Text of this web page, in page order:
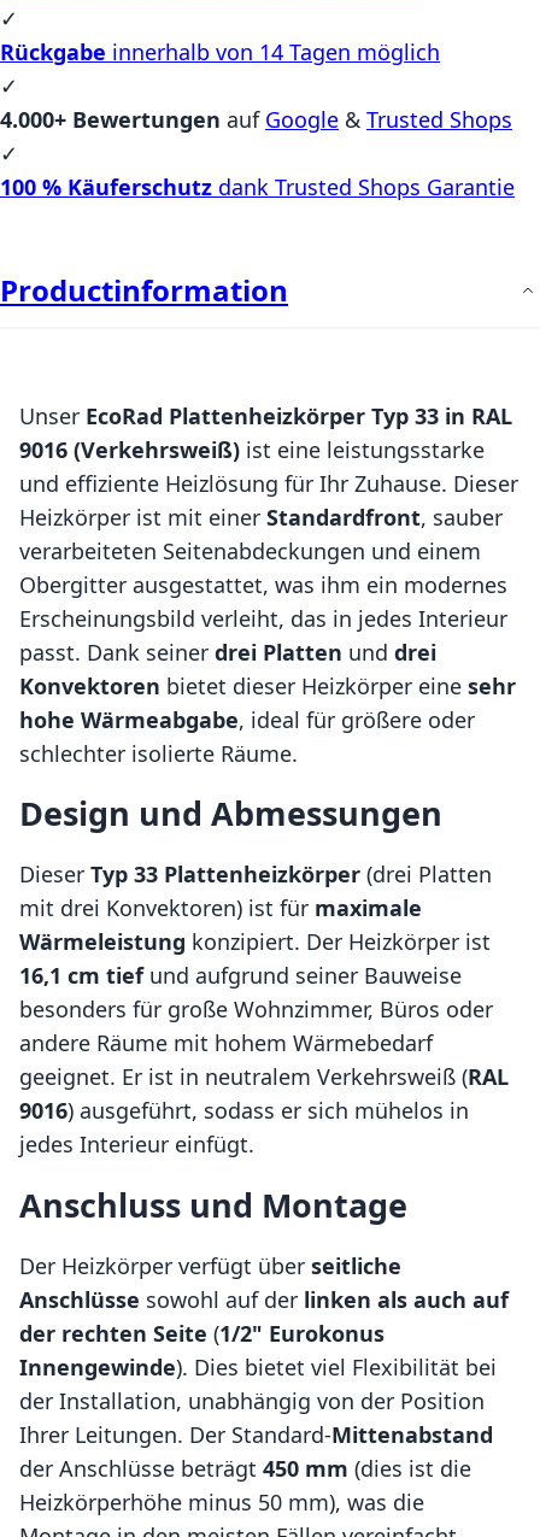
✓
Rückgabe innerhalb von 14 Tagen möglich
✓
4.000+ Bewertungen auf Google & Trusted Shops
✓
100 % Käuferschutz dank Trusted Shops Garantie
Productinformation
Unser EcoRad Plattenheizkörper Typ 33 in RAL
9016 (Verkehrsweiß) ist eine leistungsstarke
und effiziente Heizlösung für Ihr Zuhause. Dieser
Heizkörper ist mit einer Standardfront, sauber
verarbeiteten Seitenabdeckungen und einem
Obergitter ausgestattet, was ihm ein modernes
Erscheinungsbild verleiht, das in jedes Interieur
passt. Dank seiner drei Platten und drei
Konvektoren bietet dieser Heizkörper eine sehr
hohe Wärmeabgabe, ideal für größere oder
schlechter isolierte Räume.
Design und Abmessungen
Dieser Typ 33 Plattenheizkörper (drei Platten
mit drei Konvektoren) ist für maximale
Wärmeleistung konzipiert. Der Heizkörper ist
16,1 cm tiefund aufgrund seiner Bauweise
besonders für große Wohnzimmer, Büros oder
andere Räume mit hohem Wärmebedarf
geeignet. Er ist in neutralem Verkehrsweiß (RAL
9016) ausgeführt, sodass er sich mühelos in
jedes Interieur einfügt.
Anschluss und Montage
Der Heizkörper verfügt über seitliche
Anschlüsse sowohl auf der linken als auch auf
der rechten Seite (1/2" Eurokonus
Innengewinde). Dies bietet viel Flexibilität bei
der Installation, unabhängig von der Position
Ihrer Leitungen. Der Standard-Mittenabstand
der Anschlüsse beträgt 450 mm (dies ist die
Heizkörperhöhe minus 50 mm), was die